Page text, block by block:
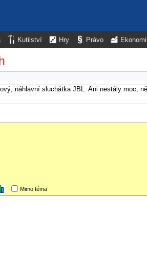
Kutilství Hry Právo
náhlavní sluchátka JBL. Ani nestály moc,
Mimo téma